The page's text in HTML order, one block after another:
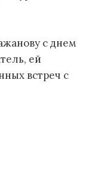
с днем
ей
встреч с